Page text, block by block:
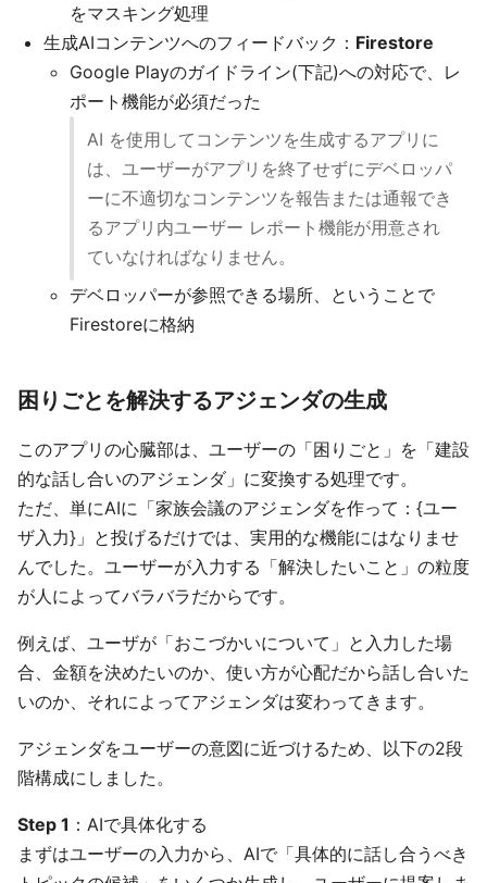
をマスキング処理
生成AIコンテンツへのフィードバック： Firestore
Google Playのガイドライン(下記)への対応で、レ
ポート機能が必須だった
AI を使用してコンテンツを生成するアプリに
は、ユーザーがアプリを終了せずにデベロッパ
ーに不適切なコンテンツを報告または通報でき
るアプリ内ユーザー レポート機能が用意され
ていなければなりません。
デベロッパーが参照できる場所、ということで
Firestoreに格納
困りごとを解決するアジェンダの生成
このアプリの心臓部は、ユーザーの「困りごと」を「建設
的な話し合いのアジェンダ」に変換する処理です。
ただ、単にAIに「家族会議のアジェンダを作って：{ユー
ザ入力}」と投げるだけでは、実用的な機能にはなりませ
んでした。ユーザーが入力する「解決したいこと」の粒度
が人によってバラバラだからです。
例えば、ユーザが「おこづかいについて」と入力した場
合、金額を決めたいのか、使い方が心配だから話し合いた
いのか、それによってアジェンダは変わってきます。
アジェンダをユーザーの意図に近づけるため、以下の2段
階構成にしました。
Step 1 ：AIで具体化する
まずはユーザーの入力から、AIで「具体的に話し合うべき